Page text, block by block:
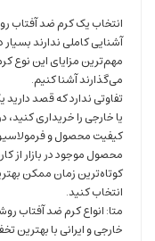
انتخاب یک کرم ضد آفتاب
آشنایی کاملی ندارند
مهم‌ترین مزایای این نوع
می‌گذارند آشنا کنیم.
تفاوتی ندارد که قصد
یا خارجی را خریداری
کیفیت محصول و
محصول موجود در بازار از
کوتاه‌ترین زمان ممکن
انتخاب کنید.
متا: انواع کرم ضد آفتاب
خارجی و ایرانی با بهترین